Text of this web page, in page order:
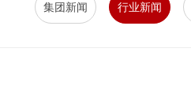
集团新闻 行业新闻